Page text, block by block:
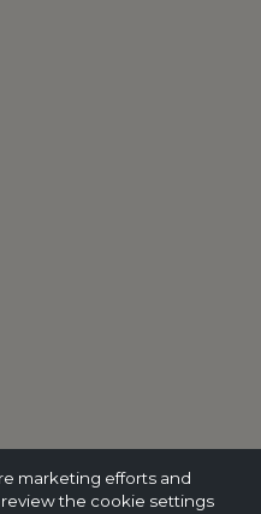
marketing efforts and
the cookie settings